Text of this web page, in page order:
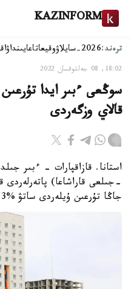
KAZINFORM
ترەند:2026-سايلاۋ وقيعاتاعايىنداۋ
18:02, 08 جەلتوقسان 2022
سوڭعى ءبىر ايدا
قالاي وزگەردى
جاڭا تۇرعىن ۇيلەردى ساتۋ %17,3 ءوستى.